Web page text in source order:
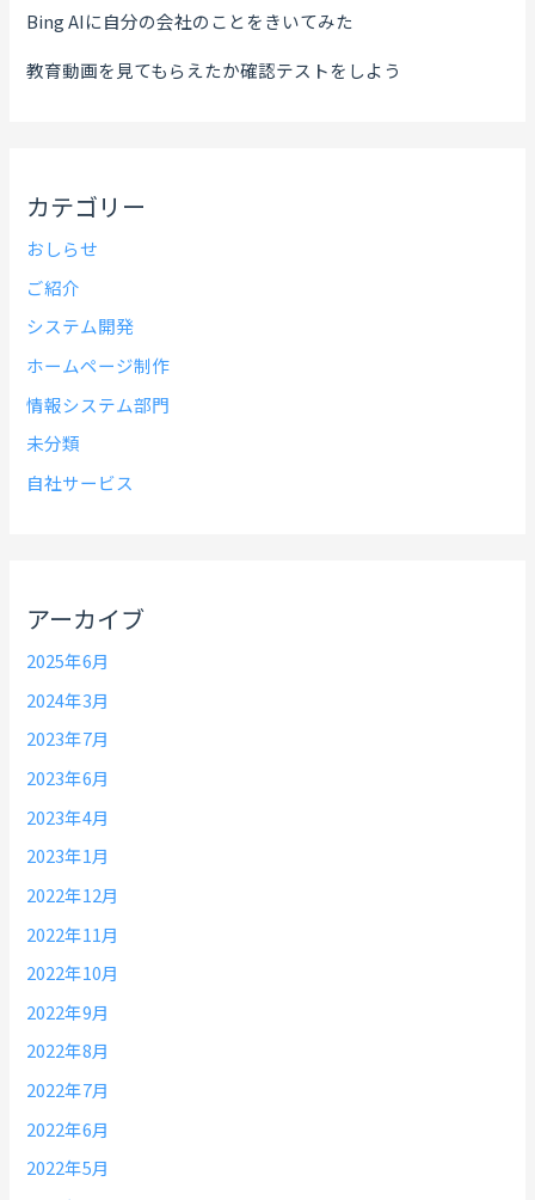
Bing AIに自分の会社のことをきいてみた
教育動画を見てもらえたか確認テストをしよう
カテゴリー
おしらせ
ご紹介
システム開発
ホームページ制作
情報システム部門
未分類
自社サービス
アーカイブ
2025年6月
2024年3月
2023年7月
2023年6月
2023年4月
2023年1月
2022年12月
2022年11月
2022年10月
2022年9月
2022年8月
2022年7月
2022年6月
2022年5月